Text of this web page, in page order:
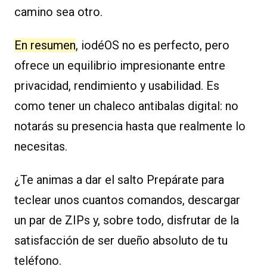
camino sea otro.
En resumen, iodéOS no es perfecto, pero
ofrece un equilibrio impresionante entre
privacidad, rendimiento y usabilidad. Es
como tener un chaleco antibalas digital: no
notarás su presencia hasta que realmente lo
necesitas.
¿Te animas a dar el salto Prepárate para
teclear unos cuantos comandos, descargar
un par de ZIPs y, sobre todo, disfrutar de la
satisfacción de ser dueño absoluto de tu
teléfono.